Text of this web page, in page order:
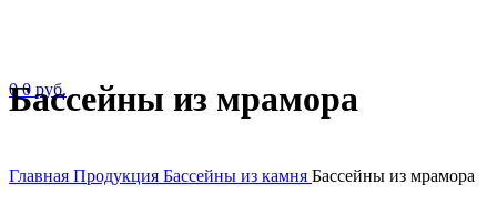
00 руб.
Бассейны из мрамора
Главная Продукция Бассейны из камня Бассейны из мрамора